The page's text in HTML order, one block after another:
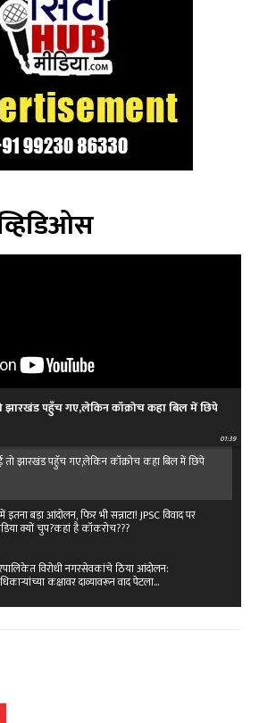
झारखंड पहुँच गए,लेकिन कॉक्रोच कहा बिल में छिपे
01:39
तो झारखंड पहुँच गए,लेकिन कॉक्रोच कहा बिल में छिपे
बड़ा आंदोलन, फिर भी सन्नाटा! JPSC विवाद पर
क्यों चुप?कहां है कॉकरोच???
विरोधी नगरसेवकांचे ठिया आंदोलन:
कक्षावर दाव्यावरून वाद पेटला...